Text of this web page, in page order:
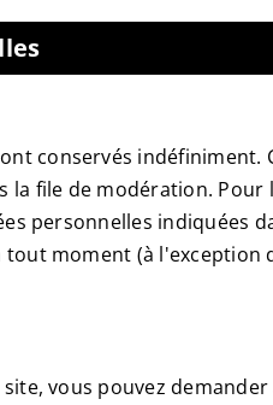
conservés
file de modération.
personnelles indiquées
moment (à l'exception
vous pouvez